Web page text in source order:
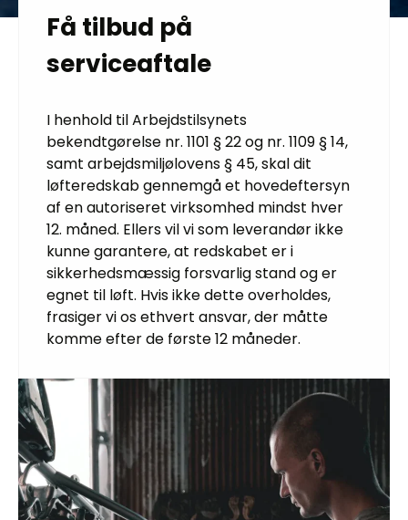
Få tilbud på
serviceaftale
I henhold til Arbejdstilsynets
bekendtgørelse nr. 1101 § 22 og nr. 1109 § 14,
samt arbejdsmiljølovens § 45, skal dit
løfteredskab gennemgå et hovedeftersyn
af en autoriseret virksomhed mindst hver
12. måned. Ellers vil vi som leverandør ikke
kunne garantere, at redskabet er i
sikkerhedsmæssig forsvarlig stand og er
egnet til løft. Hvis ikke dette overholdes,
frasiger vi os ethvert ansvar, der måtte
komme efter de første 12 måneder.